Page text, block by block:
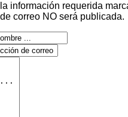
información requerida
correo NO será publicada.